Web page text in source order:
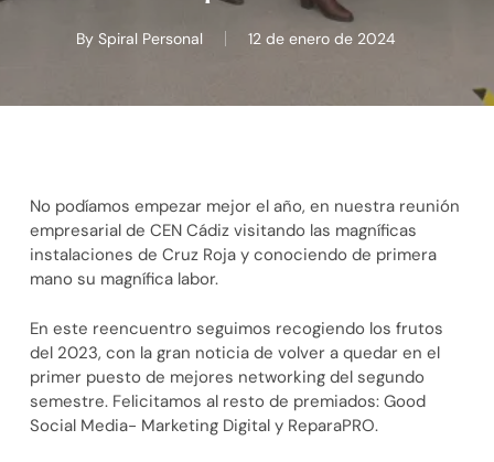
By Spiral Personal 12 de enero de 2024
No podíamos empezar mejor el año, en nuestra reunión
empresarial de CEN Cádiz visitando las magníficas
instalaciones de Cruz Roja y conociendo de primera
mano su magnífica labor.
En este reencuentro seguimos recogiendo los frutos
del 2023, con la gran noticia de volver a quedar en el
primer puesto de mejores networking del segundo
semestre. Felicitamos al resto de premiados: Good
Social Media- Marketing Digital y ReparaPRO.